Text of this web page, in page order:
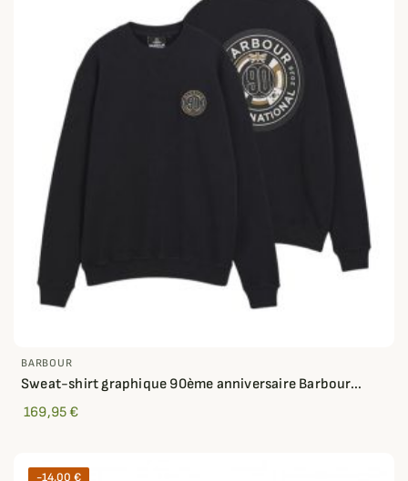
BARBOUR
Sweat-shirt graphique 90ème anniversaire Barbour...
169,95 €
-14,00 €